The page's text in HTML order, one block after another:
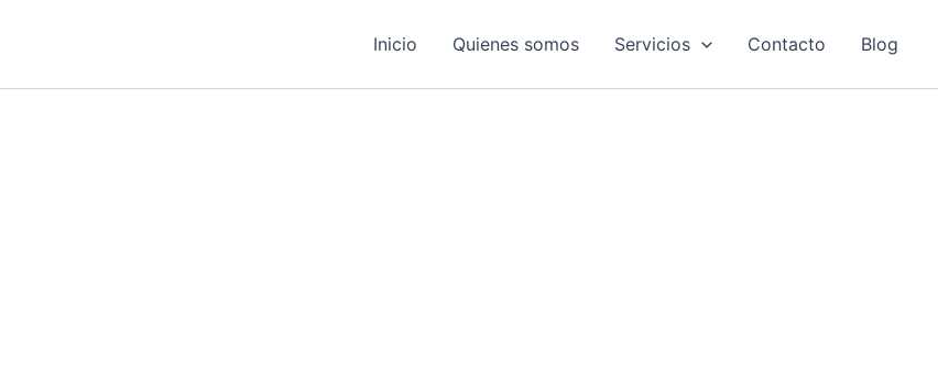
Inicio Quienes somos Servicios Contacto Blog